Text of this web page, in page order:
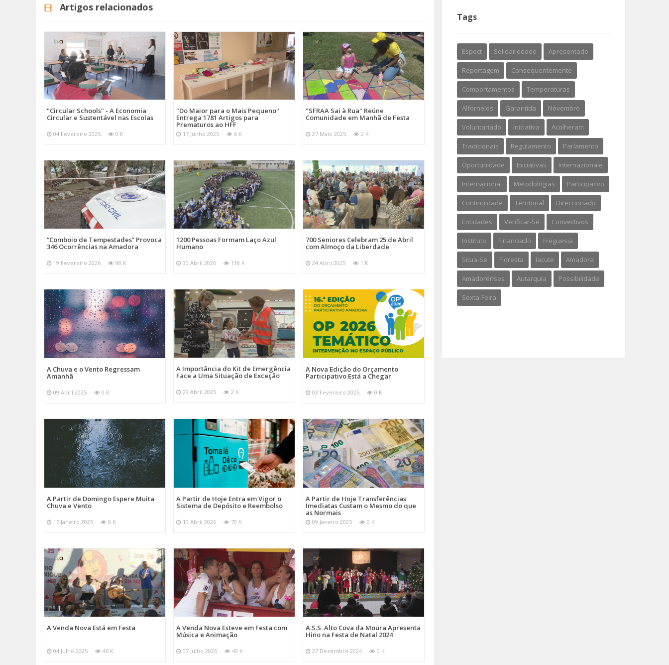
Artigos relacionados
"Circular Schools" - A Economia
Circular e Sustentável nas Escolas
04 Fevereiro 2025 0 K
"Do Maior para o Mais Pequeno"
Entrega 1781 Artigos para
Prematuros ao HFF
17 Junho 2025 6 K
"SFRAA Sai à Rua" Reúne
Comunidade em Manhã de Festa
27 Maio 2025 2 K
“Comboio de Tempestades” Provoca
346 Ocorrências na Amadora
19 Fevereiro 2026 98 K
1200 Pessoas Formam Laço Azul
Humano
30 Abril 2026 118 K
700 Seniores Celebram 25 de Abril
com Almoço da Liberdade
24 Abril 2025 1 K
A Chuva e o Vento Regressam
Amanhã
09 Abril 2025 0 K
A Importância do Kit de Emergência
Face a Uma Situação de Exceção
29 Abril 2025 2 K
A Nova Edição do Orçamento
Participativo Está a Chegar
03 Fevereiro 2025 0 K
A Partir de Domingo Espere Muita
Chuva e Vento
17 Janeiro 2025 0 K
A Partir de Hoje Entra em Vigor o
Sistema de Depósito e Reembolso
10 Abril 2026 70 K
A Partir de Hoje Transferências
Imediatas Custam o Mesmo do que
as Normais
09 Janeiro 2025 0 K
A Venda Nova Está em Festa
04 Julho 2025 46 K
A Venda Nova Esteve em Festa com
Música e Animação
07 Julho 2026 49 K
A.S.S. Alto Cova da Moura Apresenta
Hino na Festa de Natal 2024
27 Dezembro 2024 0 K
Tags
Espect Solidariedade Apresentado
Reportagem Consequentemente
Comportamentos Temperaturas
Alfornelos Garantida Novembro
Voluntariado Iniciativa Acolheram
Tradicionais Regulamento Parlamento
Oportunidade Iniciativas Internazionale
Internacional Metodologias Participativo
Continuidade Territorial Direccionado
Entidades Verificar-Se Convectivos
Instituto Financiado Freguesia
Situa-Se Floresta Iacute Amadora
Amadorenses Autarquia Possibilidade
Sexta-Feira